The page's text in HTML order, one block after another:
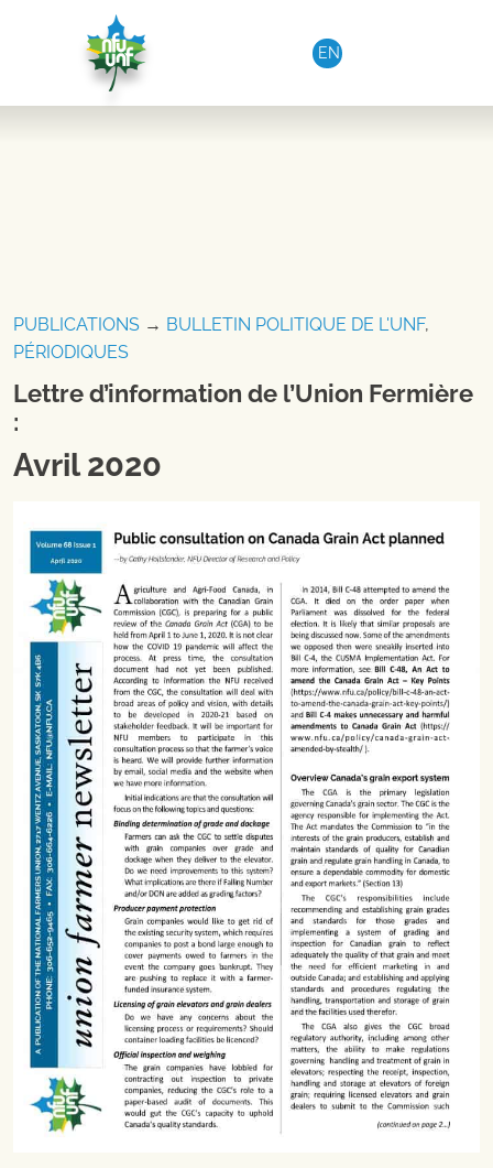
Aller au contenu
EN
PUBLICATIONS → BULLETIN POLITIQUE DE L'UNF,
PÉRIODIQUES
Lettre d’information de l’Union Fermière
:
Avril 2020